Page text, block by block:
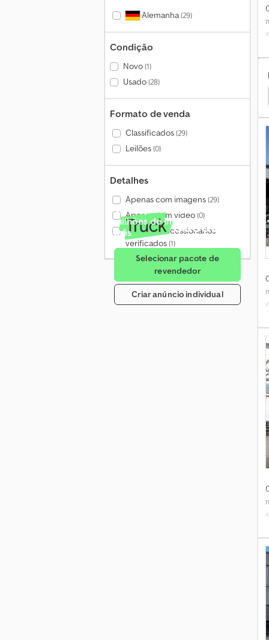
Alemanha(29)
Condição
Novo(1)
Usado(28)
Formato de venda
Classificados(29)
Leilões(0)
Detalhes
Apenas com imagens(29)
Apenas com vídeo(0)
Apenas concessionários
verificados(1)
Venda para mais de 4
milhões de interessados por
mês
Selecionar pacote de
revendedor
Criar anúncio individual
Kögel Outros Kögel Tipper